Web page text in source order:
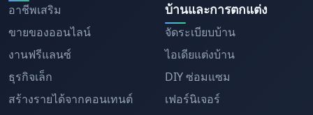
อาชีพเสริม
ขายของออนไลน์
งานฟรีแลนซ์
ธุรกิจเล็ก
สร้างรายได้จากคอนเทนต์
บ้านและการตกแต่ง
จัดระเบียบบ้าน
ไอเดียแต่งบ้าน
DIY ซ่อมแซม
เฟอร์นิเจอร์